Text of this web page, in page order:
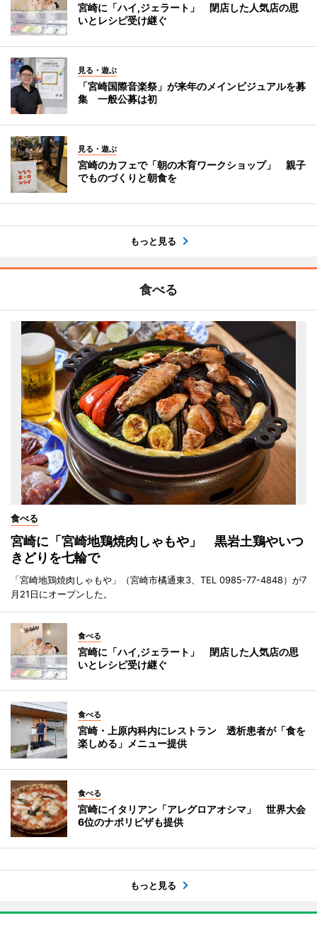
宮崎に「ハイ,ジェラート」 閉店した人気店の思
いとレシピ受け継ぐ
見る・遊ぶ
「宮崎国際音楽祭」が来年のメインビジュアルを募
集 一般公募は初
見る・遊ぶ
宮崎のカフェで「朝の木育ワークショップ」 親子
でものづくりと朝食を
もっと見る
食べる
食べる
宮崎に「宮崎地鶏焼肉しゃもや」 黒岩土鶏やいつ
きどりを七輪で
「宮崎地鶏焼肉しゃもや」（宮崎市橘通東3、TEL 0985-77-4848）が7
月21日にオープンした。
食べる
宮崎に「ハイ,ジェラート」 閉店した人気店の思
いとレシピ受け継ぐ
食べる
宮崎・上原内科内にレストラン 透析患者が「食を
楽しめる」メニュー提供
食べる
宮崎にイタリアン「アレグロアオシマ」 世界大会
6位のナポリピザも提供
もっと見る